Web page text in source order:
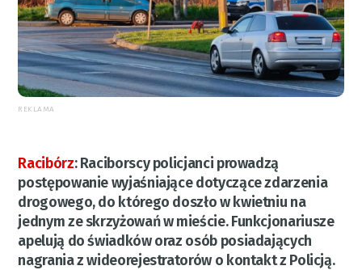
REKLAMA
Racibórz:Raciborscy policjanci prowadzą
postępowanie wyjaśniające dotyczące zdarzenia
drogowego, do którego doszło w kwietniu na
jednym ze skrzyżowań w mieście. Funkcjonariusze
apelują do świadków oraz osób posiadających
nagrania z wideorejestratorów o kontakt z Policją.